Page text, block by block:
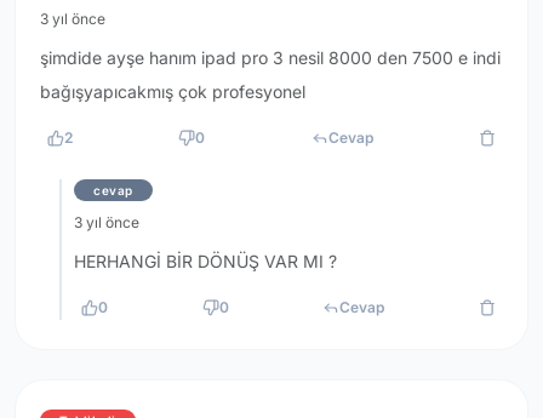
3 yıl önce
şimdide ayşe hanım ipad pro 3 nesil 8000 den 7500 e indi
bağışyapıcakmış çok profesyonel
2 0 Cevap
cevap
3 yıl önce
HERHANGİ BİR DÖNÜŞ VAR MI ?
0 0 Cevap